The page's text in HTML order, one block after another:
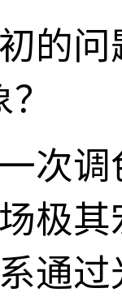
的
次
极
通